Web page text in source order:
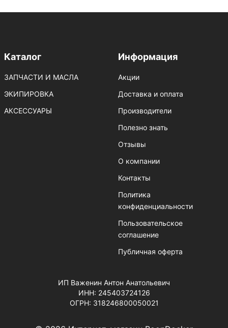
Каталог
ЗАПЧАСТИ И МАСЛА
ЭКИПИРОВКА
АКСЕССУАРЫ
Информация
Акции
Доставка и оплата
Производители
Полезно знать
Отзывы
О компании
Контакты
Политика
конфиденциальности
Пользовательское
соглашение
Публичная оферта
ИП Важенин Антон Анатольевич
ИНН: 245403724126
ОГРН: 318246800050021